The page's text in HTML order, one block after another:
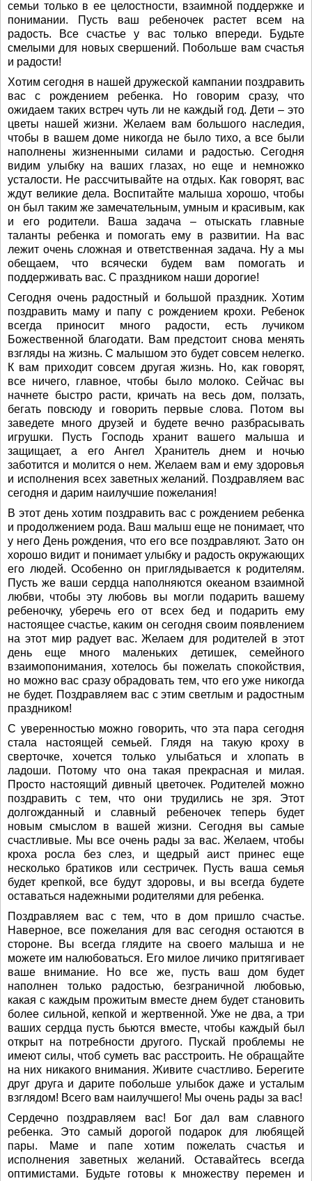
семьи только в ее целостности, взаимной поддержке и
понимании. Пусть ваш ребеночек растет всем на
радость. Все счастье у вас только впереди. Будьте
смелыми для новых свершений. Побольше вам счастья
и радости!
Хотим сегодня в нашей дружеской кампании поздравить
вас с рождением ребенка. Но говорим сразу, что
ожидаем таких встреч чуть ли не каждый год. Дети – это
цветы нашей жизни. Желаем вам большого наследия,
чтобы в вашем доме никогда не было тихо, а все были
наполнены жизненными силами и радостью. Сегодня
видим улыбку на ваших глазах, но еще и немножко
усталости. Не рассчитывайте на отдых. Как говорят, вас
ждут великие дела. Воспитайте малыша хорошо, чтобы
он был таким же замечательным, умным и красивым, как
и его родители. Ваша задача – отыскать главные
таланты ребенка и помогать ему в развитии. На вас
лежит очень сложная и ответственная задача. Ну а мы
обещаем, что всячески будем вам помогать и
поддерживать вас. С праздником наши дорогие!
Сегодня очень радостный и большой праздник. Хотим
поздравить маму и папу с рождением крохи. Ребенок
всегда приносит много радости, есть лучиком
Божественной благодати. Вам предстоит снова менять
взгляды на жизнь. С малышом это будет совсем нелегко.
К вам приходит совсем другая жизнь. Но, как говорят,
все ничего, главное, чтобы было молоко. Сейчас вы
начнете быстро расти, кричать на весь дом, ползать,
бегать повсюду и говорить первые слова. Потом вы
заведете много друзей и будете вечно разбрасывать
игрушки. Пусть Господь хранит вашего малыша и
защищает, а его Ангел Хранитель днем и ночью
заботится и молится о нем. Желаем вам и ему здоровья
и исполнения всех заветных желаний. Поздравляем вас
сегодня и дарим наилучшие пожелания!
В этот день хотим поздравить вас с рождением ребенка
и продолжением рода. Ваш малыш еще не понимает, что
у него День рождения, что его все поздравляют. Зато он
хорошо видит и понимает улыбку и радость окружающих
его людей. Особенно он приглядывается к родителям.
Пусть же ваши сердца наполняются океаном взаимной
любви, чтобы эту любовь вы могли подарить вашему
ребеночку, уберечь его от всех бед и подарить ему
настоящее счастье, каким он сегодня своим появлением
на этот мир радует вас. Желаем для родителей в этот
день еще много маленьких детишек, семейного
взаимопонимания, хотелось бы пожелать спокойствия,
но можно вас сразу обрадовать тем, что его уже никогда
не будет. Поздравляем вас с этим светлым и радостным
праздником!
С уверенностью можно говорить, что эта пара сегодня
стала настоящей семьей. Глядя на такую кроху в
сверточке, хочется только улыбаться и хлопать в
ладоши. Потому что она такая прекрасная и милая.
Просто настоящий дивный цветочек. Родителей можно
поздравить с тем, что они трудились не зря. Этот
долгожданный и славный ребеночек теперь будет
новым смыслом в вашей жизни. Сегодня вы самые
счастливые. Мы все очень рады за вас. Желаем, чтобы
кроха росла без слез, и щедрый аист принес еще
несколько братиков или сестричек. Пусть ваша семья
будет крепкой, все будут здоровы, и вы всегда будете
оставаться надежными родителями для ребенка.
Поздравляем вас с тем, что в дом пришло счастье.
Наверное, все пожелания для вас сегодня остаются в
стороне. Вы всегда глядите на своего малыша и не
можете им налюбоваться. Его милое личико притягивает
ваше внимание. Но все же, пусть ваш дом будет
наполнен только радостью, безграничной любовью,
какая с каждым прожитым вместе днем будет становить
более сильной, кепкой и жертвенной. Уже не два, а три
ваших сердца пусть бьются вместе, чтобы каждый был
открыт на потребности другого. Пускай проблемы не
имеют силы, чтоб суметь вас расстроить. Не обращайте
на них никакого внимания. Живите счастливо. Берегите
друг друга и дарите побольше улыбок даже и усталым
взглядом! Всего вам наилучшего! Мы очень рады за вас!
Сердечно поздравляем вас! Бог дал вам славного
ребенка. Это самый дорогой подарок для любящей
пары. Маме и папе хотим пожелать счастья и
исполнения заветных желаний. Оставайтесь всегда
оптимистами. Будьте готовы к множеству перемен и